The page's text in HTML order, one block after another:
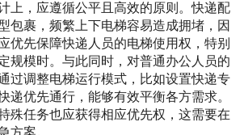
上，应遵循公平且高效的原则。快递配
包裹，频繁上下电梯容易造成拥堵，因
优先保障快递人员的电梯使用权，特别
规模时。与此同时，对普通办公人员的
过调整电梯运行模式，比如设置快递专
递优先通行，能够有效平衡各方需求。
殊任务也应获得相应优先权，这需要在